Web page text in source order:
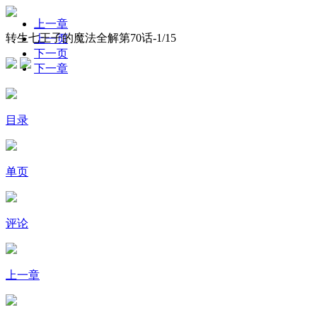
转生七王子的魔法全解第70话-1/15
上一章
上一页
下一页
下一章
目录
单页
评论
上一章